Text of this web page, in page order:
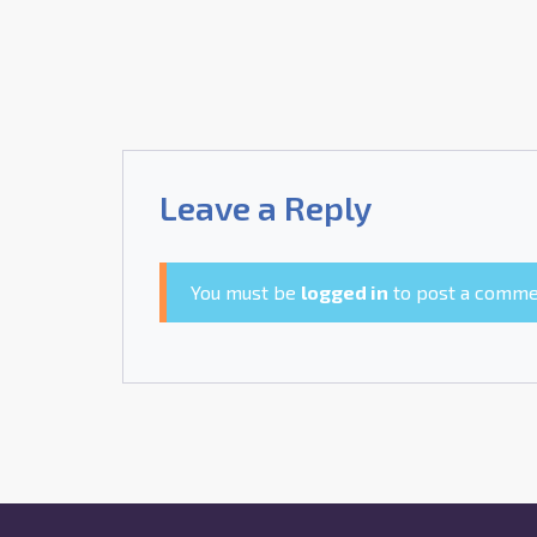
Leave a Reply
You must be logged in to post a